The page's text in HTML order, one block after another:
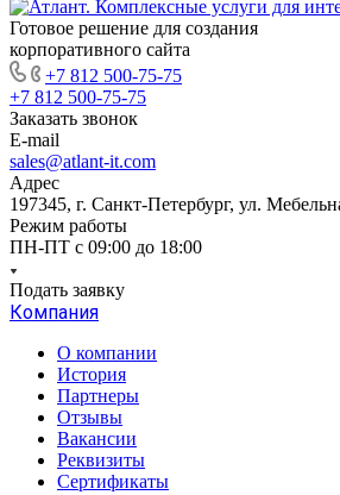
Готовое решение для создания
корпоративного сайта
+7 812 500-75-75
+7 812 500-75-75
Заказать звонок
E-mail
sales@atlant-it.com
Адрес
197345, г. Санкт-Петербург, ул.
Режим работы
ПН-ПТ с 09:00 до 18:00
Подать заявку
Компания
О компании
История
Партнеры
Отзывы
Вакансии
Реквизиты
Сертификаты